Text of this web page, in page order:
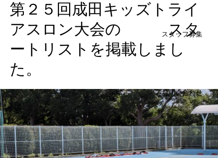
スタッフ募集
お問い合わせ
第２５回成田キッズトライ
アスロン大会の スタ
ートリストを掲載しまし
た。